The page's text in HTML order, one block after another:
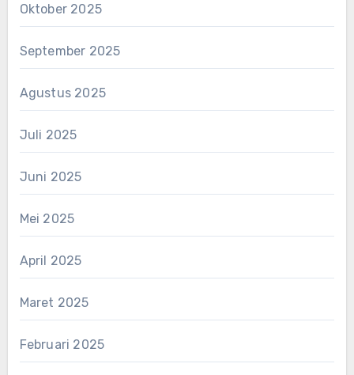
Oktober 2025
September 2025
Agustus 2025
Juli 2025
Juni 2025
Mei 2025
April 2025
Maret 2025
Februari 2025